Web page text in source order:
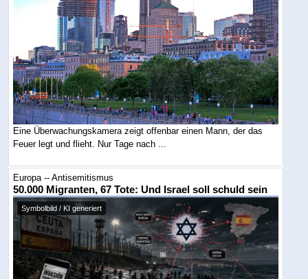
Eine Überwachungskamera zeigt offenbar einen Mann, der das
Feuer legt und flieht. Nur Tage nach ...
Europa -- Antisemitismus
50.000 Migranten, 67 Tote: Und Israel soll schuld sein
Symbolbild / KI generiert